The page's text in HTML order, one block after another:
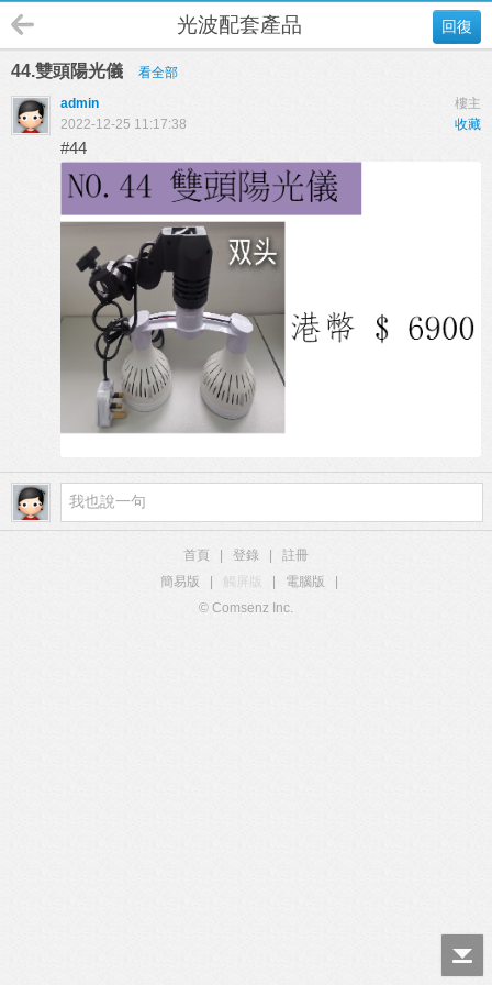
回復
光波配套產品
44.雙頭陽光儀
看全部
樓主
admin
收藏
2022-12-25 11:17:38
#44
首頁 | 登錄 |
註冊
簡易版
| 觸屏版 | 電腦版
|
© Comsenz Inc.